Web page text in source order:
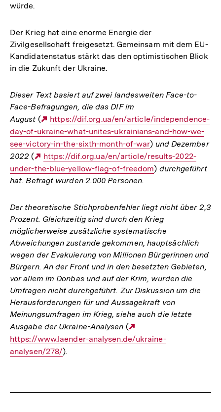
würde.
Der Krieg hat eine enorme Energie der
Zivilgesellschaft freigesetzt. Gemeinsam mit dem EU-
Kandidatenstatus stärkt das den optimistischen Blick
in die Zukunft der Ukraine.
Dieser Text basiert auf zwei landesweiten Face-to-
Face-Befragungen, die das DIF im
August (
Externer
Link:
https://dif.org.ua/en/article/independence-
day-of-ukraine-what-unites-ukrainians-and-how-we-
see-victory-in-the-sixth-month-of-war) und Dezember
2022 (
Externer
Link:
https://dif.org.ua/en/article/results-2022-
under-the-blue-yellow-flag-of-freedom) durchgeführt
hat. Befragt wurden 2.000 Personen.
Der theoretische Stichprobenfehler liegt nicht über 2,3
Prozent. Gleichzeitig sind durch den Krieg
möglicherweise zusätzliche systematische
Abweichungen zustande gekommen, hauptsächlich
wegen der Evakuierung von Millionen Bürgerinnen und
Bürgern. An der Front und in den besetzten Gebieten,
vor allem im Donbas und auf der Krim, wurden die
Umfragen nicht durchgeführt. Zur Diskussion um die
Herausforderungen für und Aussagekraft von
Meinungsumfragen im Krieg, siehe auch die letzte
Ausgabe der Ukraine-Analysen (
Link:
https://www.laender-analysen.de/ukraine-
analysen/278/).